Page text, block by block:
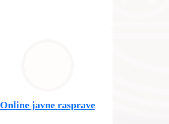
Online javne rasprave